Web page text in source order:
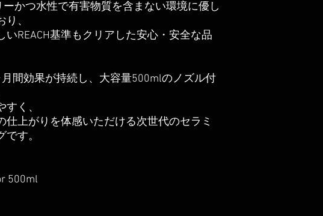
ーかつ水性で有害物質を含まない環境に優し
、
いREACH基準もクリアした安心・安全な品
間効果が持続し、大容量500mlのノズル付
く、
仕上がりを体感いただける次世代のセラミ
す。
500ml